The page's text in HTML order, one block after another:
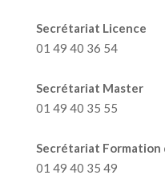
Secrétariat Licence
01 49 40 36 54
Secrétariat Master
01 49 40 35 55
Secrétariat Formation
01 49 40 35 49